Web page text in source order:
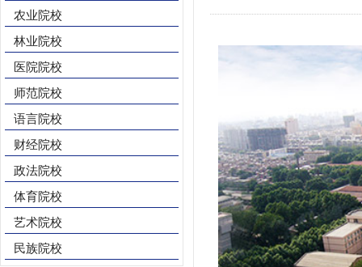
农业院校
林业院校
医院院校
师范院校
语言院校
财经院校
政法院校
体育院校
艺术院校
民族院校